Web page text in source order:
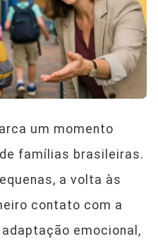
um momento
famílias brasileiras.
a volta às
contato com a
emocional,